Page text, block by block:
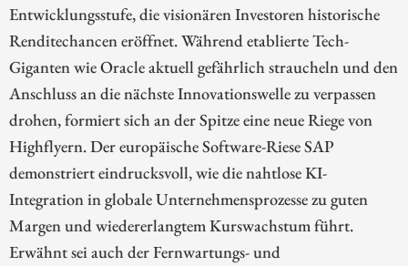
Entwicklungsstufe, die visionären Investoren historische
Renditechancen eröffnet. Während etablierte Tech-
Giganten wie Oracle aktuell gefährlich straucheln und den
Anschluss an die nächste Innovationswelle zu verpassen
drohen, formiert sich an der Spitze eine neue Riege von
Highflyern. Der europäische Software-Riese SAP
demonstriert eindrucksvoll, wie die nahtlose KI-
Integration in globale Unternehmensprozesse zu guten
Margen und wiedererlangtem Kurswachstum führt.
Erwähnt sei auch der Fernwartungs- und